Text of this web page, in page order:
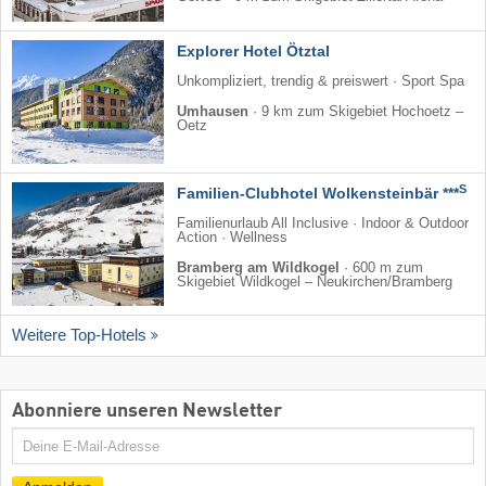
Explorer Hotel Ötztal
Unkompliziert, trendig & preiswert · Sport Spa
Umhausen · 9 km zum Skigebiet Hochoetz –
Oetz
Familien-Clubhotel Wolkensteinbär ***S
Familienurlaub All Inclusive · Indoor & Outdoor
Action · Wellness
Bramberg am Wildkogel
· 600 m zum
Skigebiet Wildkogel – Neukirchen/​Bramberg
Weitere Top-Hotels
Abonniere unseren Newsletter
E-